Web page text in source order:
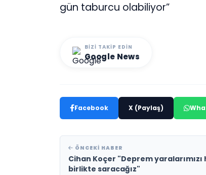
gün taburcu olabiliyor”
BIZI TAKIP EDIN
Google News
Facebook X (Paylaş)
ÖNCEKI HABER
Cihan Koçer "Deprem yaralarımızı
birlikte saracağız"